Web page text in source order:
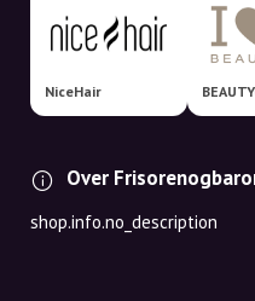
NiceHair
Over
shop.info.no_description